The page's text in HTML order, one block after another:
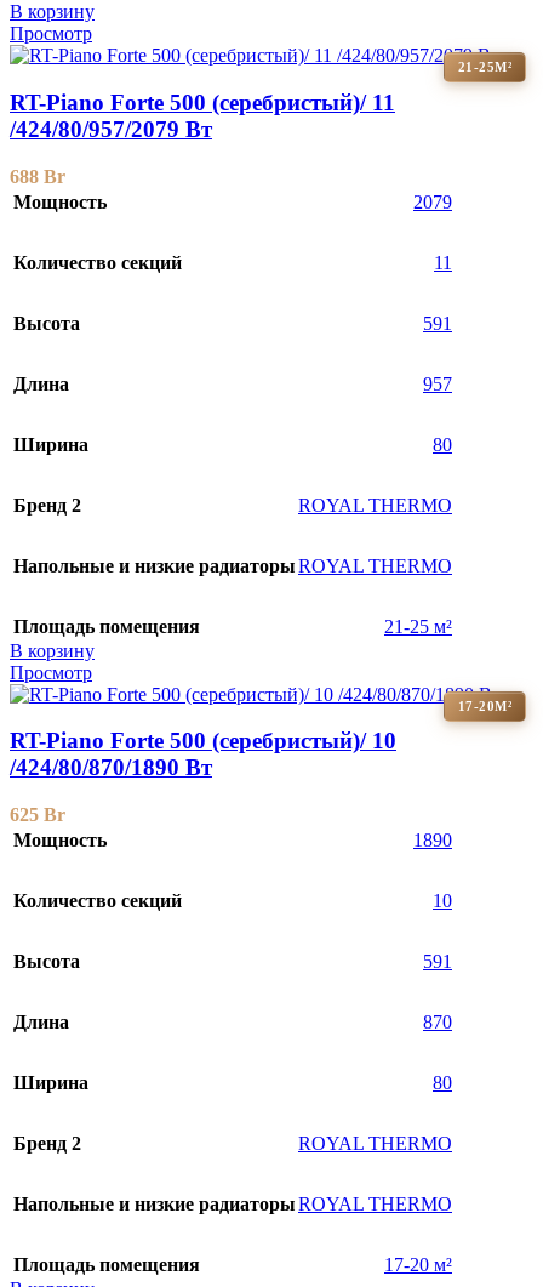
В корзину
Просмотр
21-25М²
RT-Piano Forte 500 (серебристый)/ 11
/424/80/957/2079 Вт
688 Br
Мощность
2079
Количество секций 11
Высота 591
Длина 957
Ширина 80
Бренд 2 ROYAL THERMO
Напольные и низкие радиаторыROYAL THERMO
Площадь помещения
21-25 м²
В корзину
Просмотр
17-20М²
RT-Piano Forte 500 (серебристый)/ 10
/424/80/870/1890 Вт
625 Br
Мощность
1890
Количество секций 10
Высота 591
Длина 870
Ширина 80
Бренд 2 ROYAL THERMO
Напольные и низкие радиаторыROYAL THERMO
Площадь помещения
17-20 м²